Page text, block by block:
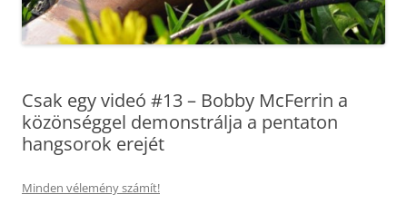
Csak egy videó #13 – Bobby McFerrin a
közönséggel demonstrálja a pentaton
hangsorok erejét
Minden vélemény számít!